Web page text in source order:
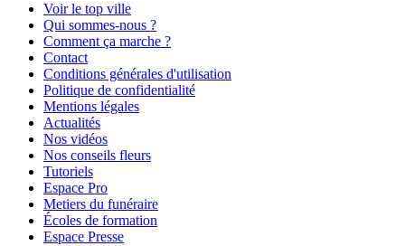
Voir le top ville
Qui sommes-nous ?
Comment ça marche ?
Contact
Conditions générales d'utilisation
Politique de confidentialité
Mentions légales
Actualités
Nos vidéos
Nos conseils fleurs
Tutoriels
Espace Pro
Metiers du funéraire
Écoles de formation
Espace Presse